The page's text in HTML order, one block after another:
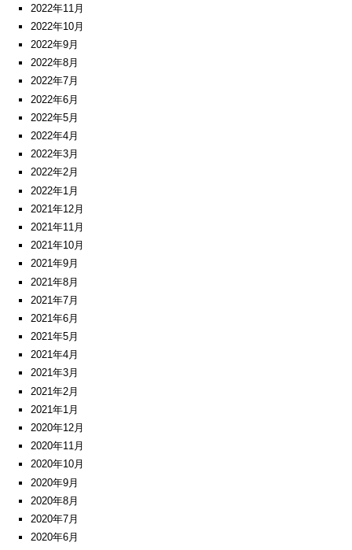
2022年11月
2022年10月
2022年9月
2022年8月
2022年7月
2022年6月
2022年5月
2022年4月
2022年3月
2022年2月
2022年1月
2021年12月
2021年11月
2021年10月
2021年9月
2021年8月
2021年7月
2021年6月
2021年5月
2021年4月
2021年3月
2021年2月
2021年1月
2020年12月
2020年11月
2020年10月
2020年9月
2020年8月
2020年7月
2020年6月